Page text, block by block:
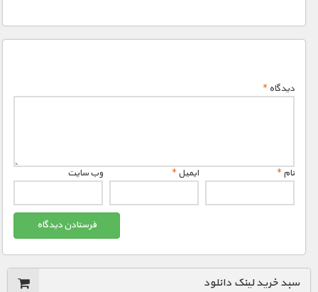
دیدگاه*
نام* ایمیل* وب‌ سایت
سبد خرید لینک دانلود